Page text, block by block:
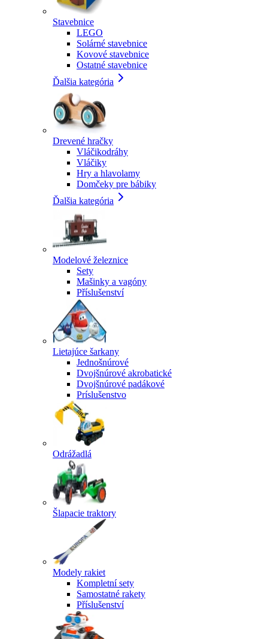
Stavebnice
LEGO
Solárné stavebnice
Kovové stavebnice
Ostatné stavebnice
Ďalšia kategória
Drevené hračky
Vláčikodráhy
Vláčiky
Hry a hlavolamy
Domčeky pre bábiky
Ďalšia kategória
Modelové železnice
Sety
Mašinky a vagóny
Příslušenství
Lietajúce šarkany
Jednošnúrové
Dvojšnúrové akrobatické
Dvojšnúrové padákové
Príslušenstvo
Odrážadlá
Šlapacie traktory
Modely rakiet
Kompletní sety
Samostatné rakety
Příslušenství